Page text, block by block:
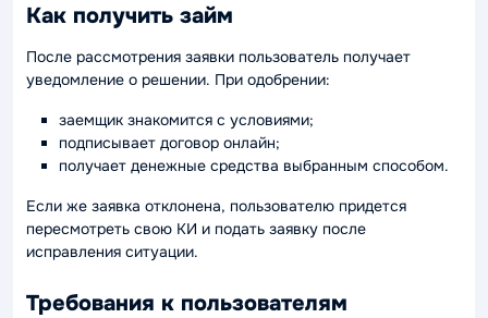
Как получить займ
После рассмотрения заявки пользователь получает
уведомление о решении. При одобрении:
заемщик знакомится с условиями;
подписывает договор онлайн;
получает денежные средства выбранным способом.
Если же заявка отклонена, пользователю придется
пересмотреть свою КИ и подать заявку после
исправления ситуации.
Требования к пользователям